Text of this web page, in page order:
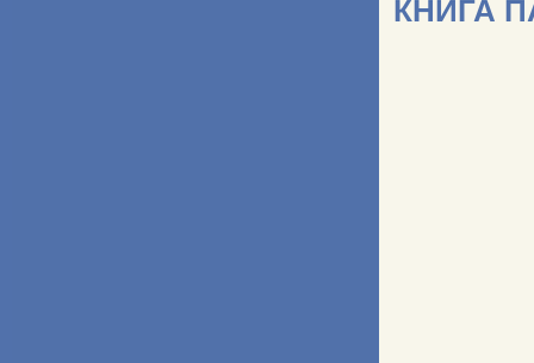
КНИГА